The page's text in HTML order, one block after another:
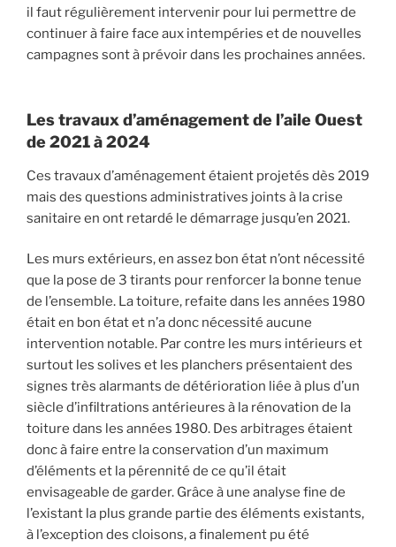
il faut régulièrement intervenir pour lui permettre de
continuer à faire face aux intempéries et de nouvelles
campagnes sont à prévoir dans les prochaines années.
Les travaux d’aménagement de l’aile Ouest
de 2021 à 2024
Ces travaux d’aménagement étaient projetés dès 2019
mais des questions administratives joints à la crise
sanitaire en ont retardé le démarrage jusqu’en 2021.
Les murs extérieurs, en assez bon état n’ont nécessité
que la pose de 3 tirants pour renforcer la bonne tenue
de l’ensemble. La toiture, refaite dans les années 1980
était en bon état et n’a donc nécessité aucune
intervention notable. Par contre les murs intérieurs et
surtout les solives et les planchers présentaient des
signes très alarmants de détérioration liée à plus d’un
siècle d’infiltrations antérieures à la rénovation de la
toiture dans les années 1980. Des arbitrages étaient
donc à faire entre la conservation d’un maximum
d’éléments et la pérennité de ce qu’il était
envisageable de garder. Grâce à une analyse fine de
l’existant la plus grande partie des éléments existants,
à l’exception des cloisons, a finalement pu été